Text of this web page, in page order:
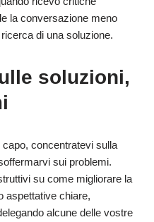
la conversazione meno
di una soluzione.
soluzioni,
concentratevi sulla
sui problemi.
su come migliorare la
aspettative chiare,
alcune delle vostre